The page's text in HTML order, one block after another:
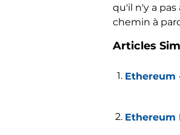
qu'il n'y a
chemin à
Articles
Ethereum
Ethereum